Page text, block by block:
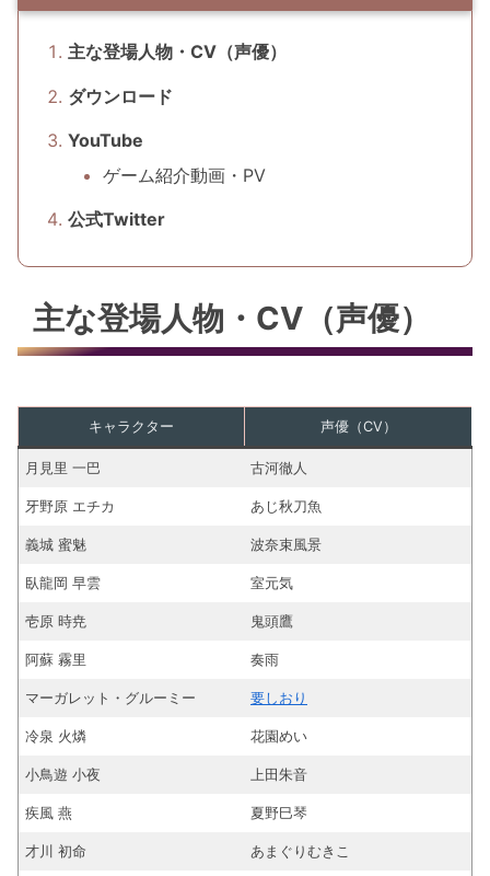
主な登場人物・CV（声優）
ダウンロード
YouTube
ゲーム紹介動画・PV
公式Twitter
主な登場人物・CV（声優）
キャラクター 声優（CV）
月見里 一巴 古河徹人
牙野原 エチカ あじ秋刀魚
義城 蜜魅 波奈束風景
臥龍岡 早雲 室元気
壱原 時尭 鬼頭鷹
阿蘇 霧里 奏雨
マーガレット・グルーミー 要しおり
冷泉 火燐 花園めい
小鳥遊 小夜 上田朱音
疾風 燕 夏野巳琴
才川 初命 あまぐりむきこ